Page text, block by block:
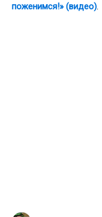
поженимся!» (видео)